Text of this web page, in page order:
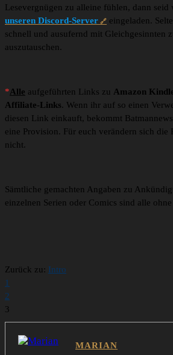
Lesevergnügen zu alleine fühlen, dann
unseren Discord-Server
eingeladen.
schnell und ausufernd mit Gleichgesinnten
auszutauschen.
*Alle aufgeführten Links zu Amazon
Affiliate-Links. Wenn ihr auf so einen
diesen Link einkauft, bekommt
eine Provision. Für euch verändern sich die
nicht.
Sämtliche gemachten Angaben zu
einzelnen Serien oder Comics sind alle ohne
Zurück zu: Intro
1
2
3
MARIAN